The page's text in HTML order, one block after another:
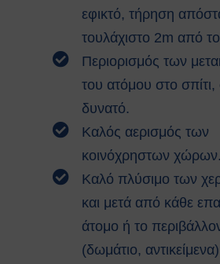
Χάιμλιχ)
Σήμανση και
Εργαστηριακή
Χημικοί Κίνδυνοι
Βιολογική
Ραδιολογική
Εργονομία
Ασφαλείς
Μηχανολογική
Ασφαλής
Ηλεκτρικοί
Πυρασφάλεια
Εργασίες σε ύψος
εφικτό, τήρηση
τουλάχιστο 2m από
Περιορισμός των
του ατόμου στο σπίτι,
δυνατό.
Καλός αερισμός των
κοινόχρηστων χώρων.
Καλό πλύσιμο των
και μετά από κάθε
άτομο ή το
(δωμάτιο,